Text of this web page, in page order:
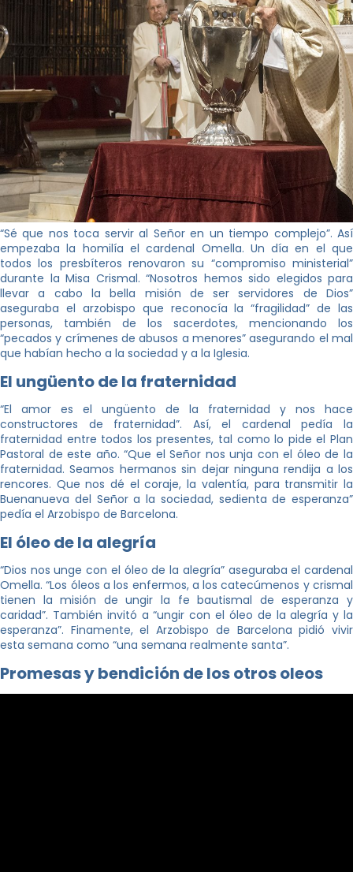
“Sé que nos toca servir al Señor en un tiempo complejo”. Así
empezaba la homilía el cardenal Omella. Un día en el que
todos los presbíteros renovaron su “compromiso ministerial”
durante la Misa Crismal. “Nosotros hemos sido elegidos para
llevar a cabo la bella misión de ser servidores de Dios”
aseguraba el arzobispo que reconocía la “fragilidad” de las
personas, también de los sacerdotes, mencionando los
“pecados y crímenes de abusos a menores” asegurando el mal
que habían hecho a la sociedad y a la Iglesia.
El ungüento de la fraternidad
“El amor es el ungüento de la fraternidad y nos hace
constructores de fraternidad”. Así, el cardenal pedía la
fraternidad entre todos los presentes, tal como lo pide el Plan
Pastoral de este año. “Que el Señor nos unja con el óleo de la
fraternidad. Seamos hermanos sin dejar ninguna rendija a los
rencores. Que nos dé el coraje, la valentía, para transmitir la
Buenanueva del Señor a la sociedad, sedienta de esperanza”
pedía el Arzobispo de Barcelona.
El óleo de la alegría
“Dios nos unge con el óleo de la alegría” aseguraba el cardenal
Omella. “Los óleos a los enfermos, a los catecúmenos y crismal
tienen la misión de ungir la fe bautismal de esperanza y
caridad”. También invitó a “ungir con el óleo de la alegría y la
esperanza”. Finamente, el Arzobispo de Barcelona pidió vivir
esta semana como “una semana realmente santa”.
Promesas y bendición de los otros oleos